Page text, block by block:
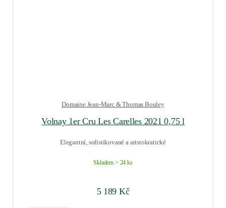
Domaine Jean-Marc & Thomas Bouley
Volnay 1er Cru Les Carelles 2021 0,75 l
Elegantní, sofistikované a aristokratické
Skladem > 24 ks
5 189 Kč